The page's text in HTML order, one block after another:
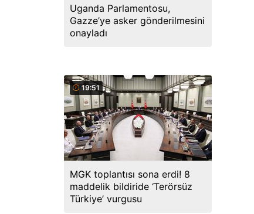
Uganda Parlamentosu,
Gazze’ye asker gönderilmesini
onayladı
19:51
MGK toplantısı sona erdi! 8
maddelik bildiride ‘Terörsüz
Türkiye’ vurgusu